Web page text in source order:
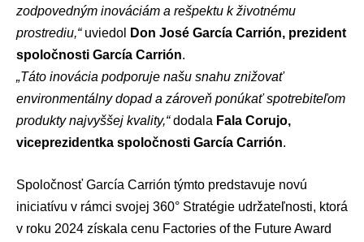
zodpovedným inováciám a rešpektu k životnému
prostrediu,“uviedol
Don José García Carrión, prezident
spoločnosti García Carrión.
„Táto inovácia podporuje našu snahu znižovať
environmentálny dopad a zároveň ponúkať spotrebiteľom
produkty najvyššej kvality,“dodala Fala Corujo,
viceprezidentka spoločnosti García Carrión.
Spoločnosť García Carrión týmto predstavuje novú
iniciatívu v rámci svojej 360° Stratégie udržateľnosti, ktorá
v roku 2024 získala cenu Factories of the Future Award